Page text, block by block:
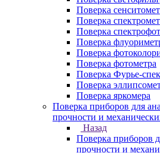
Поверка
Поверка
Поверка
Поверка
Поверка
Поверка фотометра
Поверка Фурье-
Поверка
Поверка яркомера
Поверка приборов для
прочности и
Назад
Поверка приборов
прочности и